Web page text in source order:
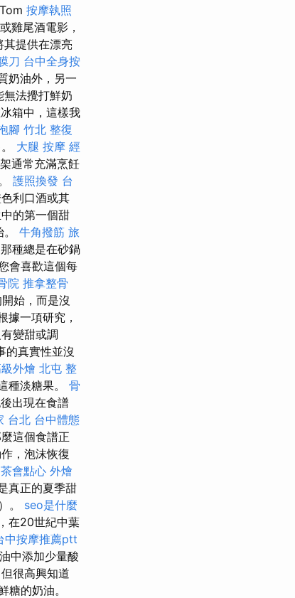
按摩執照
雞尾酒電影，
其提供在漂亮
刀 台中全身按
奶油外，另一
法攪打鮮奶
箱中，這樣我
腳 竹北 整復
大腿 按摩 經
通常充滿烹飪
護照換發 台
利口酒或其
的第一個甜
牛角撥筋 旅
種總是在砂鍋
會喜歡這個每
院 推拿整骨
始，而是沒
據一項研究，
變甜或調
的真實性並沒
外燴 北屯 整
種淡糖果。 骨
出現在食譜
台北 台中體態
這個食譜正
，泡沫恢復
茶會點心 外燴
真正的夏季甜
。 seo是什麼
在20世紀中葉
中按摩推薦ptt
中添加少量酸
很高興知道
的奶油。